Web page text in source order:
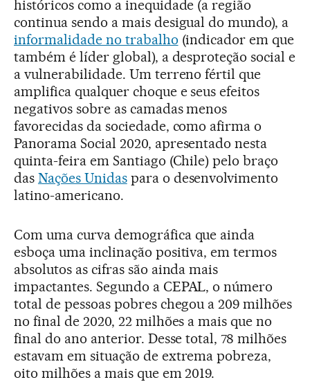
históricos como a inequidade (a região
continua sendo a mais desigual do mundo), a
informalidade no trabalho (indicador em que
também é líder global), a desproteção social e
a vulnerabilidade. Um terreno fértil que
amplifica qualquer choque e seus efeitos
negativos sobre as camadas menos
favorecidas da sociedade, como afirma o
Panorama Social 2020, apresentado nesta
quinta-feira em Santiago (Chile) pelo braço
das Nações Unidaspara o desenvolvimento
latino-americano.
Com uma curva demográfica que ainda
esboça uma inclinação positiva, em termos
absolutos as cifras são ainda mais
impactantes. Segundo a CEPAL, o número
total de pessoas pobres chegou a 209 milhões
no final de 2020, 22 milhões a mais que no
final do ano anterior. Desse total, 78 milhões
estavam em situação de extrema pobreza,
oito milhões a mais que em 2019.